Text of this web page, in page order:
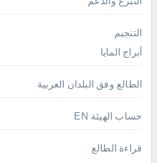
التنجيم
أبراج المايا
الطالع وفق البلدان العربية
حساب الهيئة EN
قراءة الطالع